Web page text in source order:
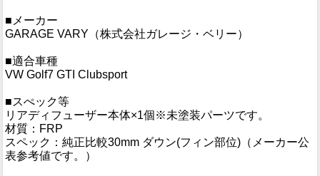
■メーカー
GARAGE VARY（株式会社ガレージ・ベリー）
■適合車種
VW Golf7 GTI Clubsport
■スぺック等
リアディフューザー本体×1個※未塗装パーツです。
材質：FRP
スペック：純正比較30mm ダウン(フィン部位)（メーカー公
表参考値です。）